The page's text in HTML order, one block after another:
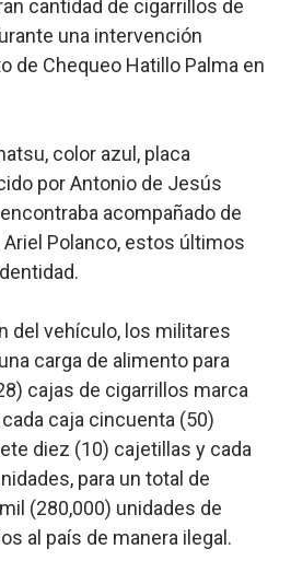
cantidad de cigarrillos de
una intervención
de Chequeo Hatillo Palma en
color azul, placa
por Antonio de Jesús
acompañado de
Ariel Polanco, estos últimos
del vehículo, los militares
carga de alimento para
cajas de cigarrillos marca
caja cincuenta (50)
diez (10) cajetillas y cada
para un total de
(280,000) unidades de
al país de manera ilegal.